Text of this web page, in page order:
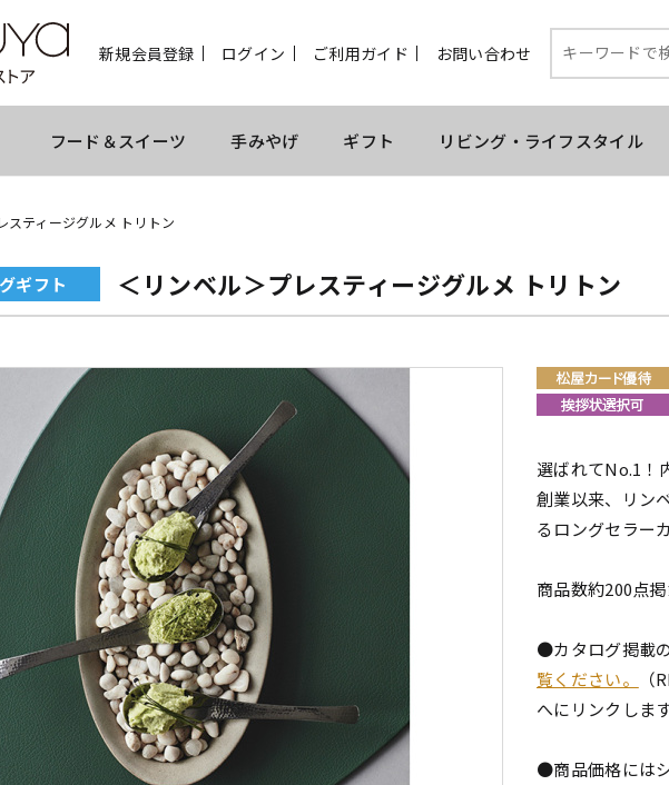
新規会員登録 ログイン ご利用ガイド お問い合わせ
フード＆スイーツ 手みやげ ギフト リビング・ライフスタイル
スティージグルメ トリトン
ギフト ＜リンベル＞プレスティージグルメ トリトン
選ばれてNo.1！
創業以来、リン
るロングセラー
商品数約200点
●カタログ掲載
覧ください。
へにリンクします
●商品価格には